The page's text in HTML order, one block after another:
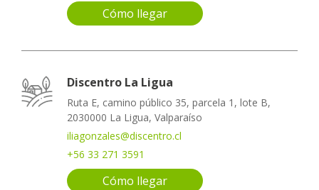
Cómo llegar
Discentro La Ligua
Ruta E, camino público 35, parcela 1, lote B,
2030000 La Ligua, Valparaíso
iliagonzales@discentro.cl
+56 33 271 3591
Cómo llegar